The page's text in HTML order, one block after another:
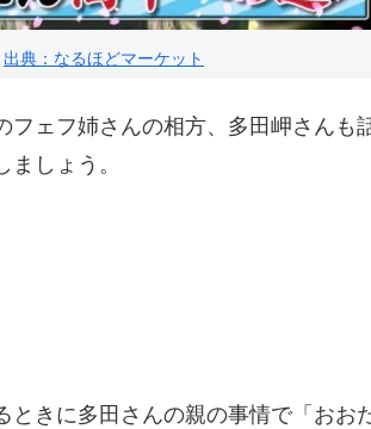
出典：なるほどマーケット
フェフ姉さんの相方、多田岬さん
しょう。
きに多田さんの親の事情で「お